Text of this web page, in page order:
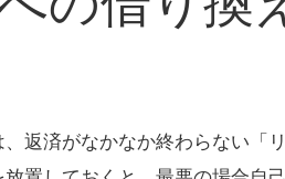
返済がなかなか終わらない「